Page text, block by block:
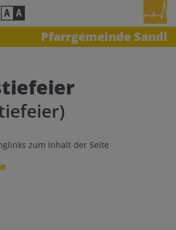
Pfarrgemeinde Sandl
zum Inhalt der Seite